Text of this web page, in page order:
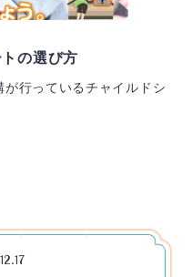
の選び方
行っているチャイルドシ